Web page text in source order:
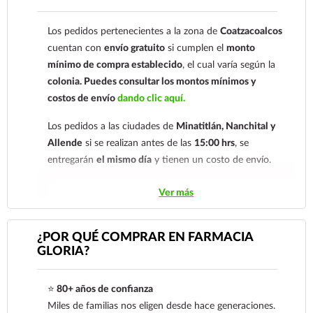
nuestro
921 261 8491
Los pedidos pertenecientes a la zona deCoatzacoalcos
cuentan conenvío gratuito si cumplen elmonto
mínimo de compra establecido, el cual varía según la
colonia. Puedes consultar los montos mínimos y
costos de envíodando clic aquí.
Los pedidos a las ciudades de Minatitlán, Nanchital y
Allende si se realizan antes de las 15:00 hrs, se
entregaránel mismo día y tienen un costo de envío.
Los pedidos de otras localidades se envían mediante
.Sólo hacemos envíos en el territorio
nacional.
económica.En la tarifa nacional al día siguiente, los
Ver más
¿POR QUÉ COMPRAR EN FARMACIA
GLORIA?
⭐ 80+ años de confianza
Miles de familias nos eligen desde hace generaciones.